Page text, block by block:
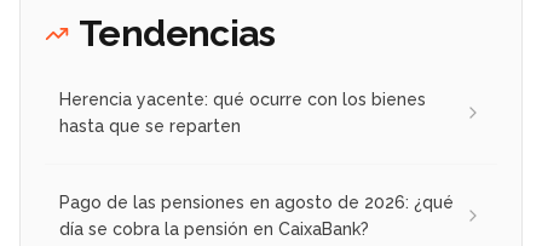
Tendencias
Herencia yacente: qué ocurre con los bienes
hasta que se reparten
Pago de las pensiones en agosto de 2026: ¿qué
día se cobra la pensión en CaixaBank?